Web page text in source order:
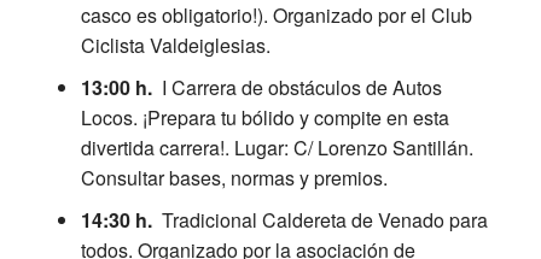
casco es obligatorio!). Organizado por el Club
Ciclista Valdeiglesias.
13:00 h. I Carrera de obstáculos de Autos
Locos. ¡Prepara tu bólido y compite en esta
divertida carrera!. Lugar: C/ Lorenzo Santillán.
Consultar bases, normas y premios.
14:30 h. Tradicional Caldereta de Venado para
todos. Organizado por la asociación de